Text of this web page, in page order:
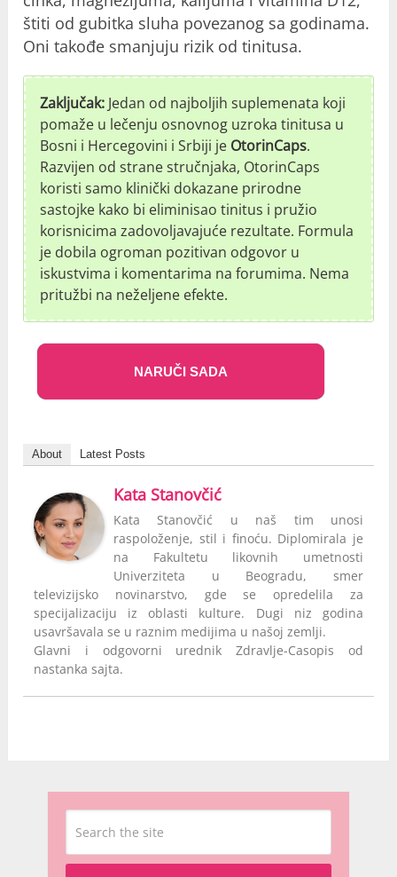
štiti od gubitka sluha povezanog sa godinama.
Oni takođe smanjuju rizik od tinitusa.
Zaključak: Jedan od najboljih suplemenata koji
pomaže u lečenju osnovnog uzroka tinitusa u
Bosni i Hercegovini i Srbiji je OtorinCaps.
Razvijen od strane stručnjaka, OtorinCaps
koristi samo klinički dokazane prirodne
sastojke kako bi eliminisao tinitus i pružio
korisnicima zadovoljavajuće rezultate. Formula
je dobila ogroman pozitivan odgovor u
iskustvima i komentarima na forumima. Nema
pritužbi na neželjene efekte.
NARUČI SADA
About Latest Posts
Kata Stanovčić
Kata Stanovčić u naš tim unosi
raspoloženje, stil i finoću. Diplomirala je
na Fakultetu likovnih umetnosti
Univerziteta u Beogradu, smer
televizijsko novinarstvo, gde se opredelila za
specijalizaciju iz oblasti kulture. Dugi niz godina
usavršavala se u raznim medijima u našoj zemlji.
Glavni i odgovorni urednik Zdravlje-Casopis od
nastanka sajta.